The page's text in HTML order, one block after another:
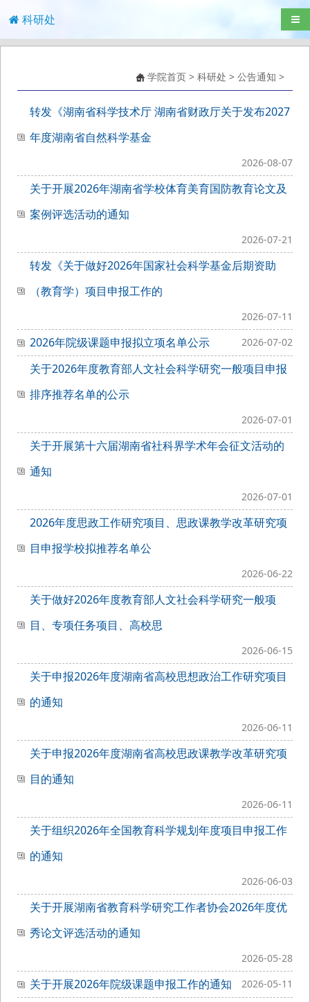
科研处 导
学院首页 > 科研处 > 公告通知 >
转发《湖南省科学技术厅 湖南省财政厅关于发布2027
年度湖南省自然科学基金
2026-08-07
关于开展2026年湖南省学校体育美育国防教育论文及
案例评选活动的通知
2026-07-21
转发《关于做好2026年国家社会科学基金后期资助
（教育学）项目申报工作的
2026-07-11
2026年院级课题申报拟立项名单公示 2026-07-02
关于2026年度教育部人文社会科学研究一般项目申报
排序推荐名单的公示
2026-07-01
关于开展第十六届湖南省社科界学术年会征文活动的
通知
2026-07-01
2026年度思政工作研究项目、思政课教学改革研究项
目申报学校拟推荐名单公
2026-06-22
关于做好2026年度教育部人文社会科学研究一般项
目、专项任务项目、高校思
2026-06-15
关于申报2026年度湖南省高校思想政治工作研究项目
的通知
2026-06-11
关于申报2026年度湖南省高校思政课教学改革研究项
目的通知
2026-06-11
关于组织2026年全国教育科学规划年度项目申报工作
的通知
2026-06-03
关于开展湖南省教育科学研究工作者协会2026年度优
秀论文评选活动的通知
2026-05-28
关于开展2026年院级课题申报工作的通知 2026-05-11